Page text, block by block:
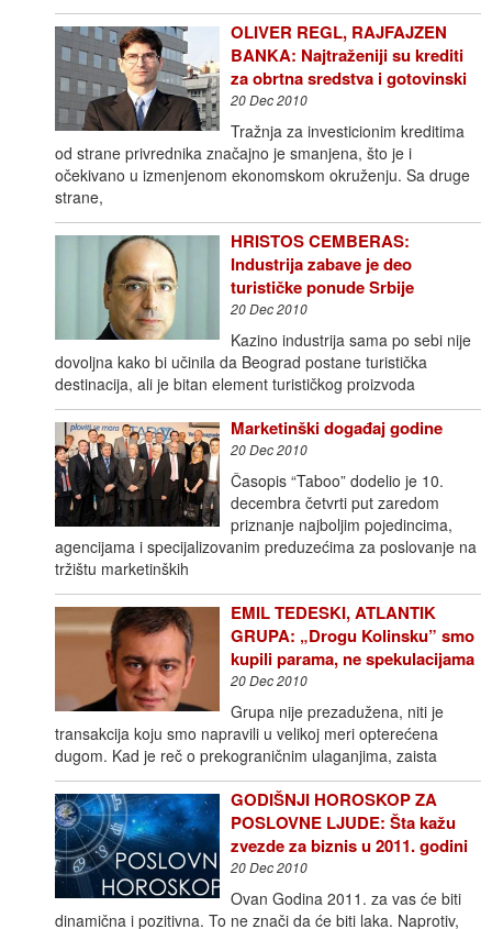
OLIVER REGL, RAJFAJZEN
BANKA: Najtraženiji su krediti
za obrtna sredstva i gotovinski
20 Dec 2010
Tražnja za investicionim kreditima
od strane privrednika značajno je smanjena, što je i
očekivano u izmenjenom ekonomskom okruženju. Sa druge
strane,
HRISTOS CEMBERAS:
Industrija zabave je deo
turističke ponude Srbije
20 Dec 2010
Kazino industrija sama po sebi nije
dovoljna kako bi učinila da Beograd postane turistička
destinacija, ali je bitan element turističkog proizvoda
Marketinški događaj godine
20 Dec 2010
Časopis “Taboo” dodelio je 10.
decembra četvrti put zaredom
priznanje najboljim pojedincima,
agencijama i specijalizovanim preduzećima za poslovanje na
tržištu marketinških
EMIL TEDESKI, ATLANTIK
GRUPA: „Drogu Kolinsku” smo
kupili parama, ne spekulacijama
20 Dec 2010
Grupa nije prezadužena, niti je
transakcija koju smo napravili u velikoj meri opterećena
dugom. Kad je reč o prekograničnim ulaganjima, zaista
GODIŠNJI HOROSKOP ZA
POSLOVNE LJUDE: Šta kažu
zvezde za biznis u 2011. godini
20 Dec 2010
Ovan Godina 2011. za vas će biti
dinamična i pozitivna. To ne znači da će biti laka. Naprotiv,